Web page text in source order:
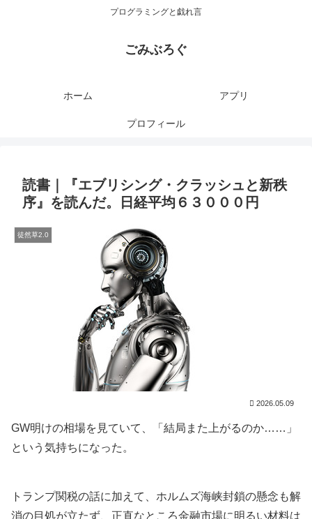
プログラミングと戯れ言
ごみぶろぐ
ホーム アプリ
プロフィール
読書｜『エブリシング・クラッシュと新秩
序』を読んだ。日経平均６３０００円
徒然草2.0
2026.05.09
GW明けの相場を見ていて、「結局また上がるのか……」
という気持ちになった。
トランプ関税の話に加えて、ホルムズ海峡封鎖の懸念も解
消の目処が立たず、正直なところ金融市場に明るい材料は